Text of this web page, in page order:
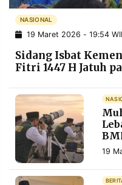
POLICY WARGA
INFORMASI
IKLAN
KIRIM
PENGADUAN TERM
OF
IKUTI
KAMI
NASIONAL
19 Maret 2026 - 19:54
Sidang Isbat
Fitri 1447 H Jatuh
19